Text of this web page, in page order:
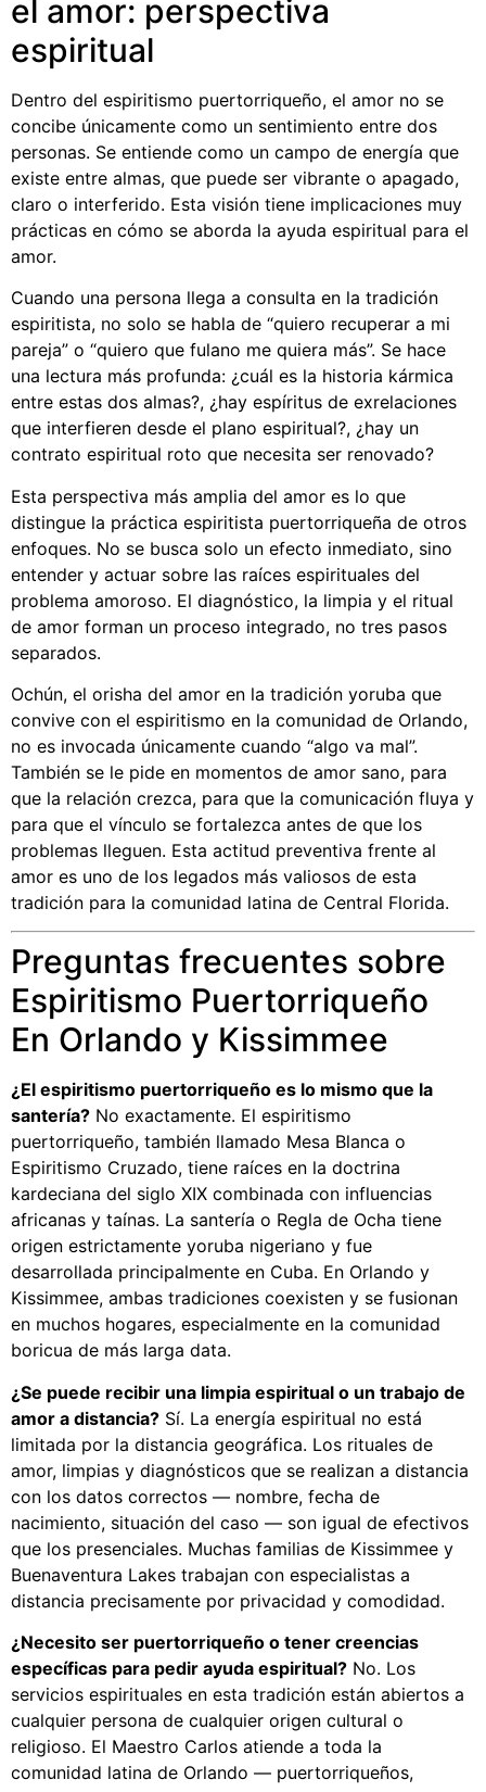
el amor: perspectiva
espiritual
Dentro del espiritismo puertorriqueño, el amor no se
concibe únicamente como un sentimiento entre dos
personas. Se entiende como un campo de energía que
existe entre almas, que puede ser vibrante o apagado,
claro o interferido. Esta visión tiene implicaciones muy
prácticas en cómo se aborda la ayuda espiritual para el
amor.
Cuando una persona llega a consulta en la tradición
espiritista, no solo se habla de “quiero recuperar a mi
pareja” o “quiero que fulano me quiera más”. Se hace
una lectura más profunda: ¿cuál es la historia kármica
entre estas dos almas?, ¿hay espíritus de exrelaciones
que interfieren desde el plano espiritual?, ¿hay un
contrato espiritual roto que necesita ser renovado?
Esta perspectiva más amplia del amor es lo que
distingue la práctica espiritista puertorriqueña de otros
enfoques. No se busca solo un efecto inmediato, sino
entender y actuar sobre las raíces espirituales del
problema amoroso. El diagnóstico, la limpia y el ritual
de amor forman un proceso integrado, no tres pasos
separados.
Ochún, el orisha del amor en la tradición yoruba que
convive con el espiritismo en la comunidad de Orlando,
no es invocada únicamente cuando “algo va mal”.
También se le pide en momentos de amor sano, para
que la relación crezca, para que la comunicación fluya y
para que el vínculo se fortalezca antes de que los
problemas lleguen. Esta actitud preventiva frente al
amor es uno de los legados más valiosos de esta
tradición para la comunidad latina de Central Florida.
Preguntas frecuentes sobre
Espiritismo Puertorriqueño
En Orlando y Kissimmee
¿El espiritismo puertorriqueño es lo mismo que la
santería? No exactamente. El espiritismo
puertorriqueño, también llamado Mesa Blanca o
Espiritismo Cruzado, tiene raíces en la doctrina
kardeciana del siglo XIX combinada con influencias
africanas y taínas. La santería o Regla de Ocha tiene
origen estrictamente yoruba nigeriano y fue
desarrollada principalmente en Cuba. En Orlando y
Kissimmee, ambas tradiciones coexisten y se fusionan
en muchos hogares, especialmente en la comunidad
boricua de más larga data.
¿Se puede recibir una limpia espiritual o un trabajo de
amor a distancia? Sí. La energía espiritual no está
limitada por la distancia geográfica. Los rituales de
amor, limpias y diagnósticos que se realizan a distancia
con los datos correctos — nombre, fecha de
nacimiento, situación del caso — son igual de efectivos
que los presenciales. Muchas familias de Kissimmee y
Buenaventura Lakes trabajan con especialistas a
distancia precisamente por privacidad y comodidad.
¿Necesito ser puertorriqueño o tener creencias
específicas para pedir ayuda espiritual? No. Los
servicios espirituales en esta tradición están abiertos a
cualquier persona de cualquier origen cultural o
religioso. El Maestro Carlos atiende a toda la
comunidad latina de Orlando — puertorriqueños,